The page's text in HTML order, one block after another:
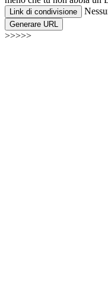
Link di condivisione
Generare URL
>>>>>